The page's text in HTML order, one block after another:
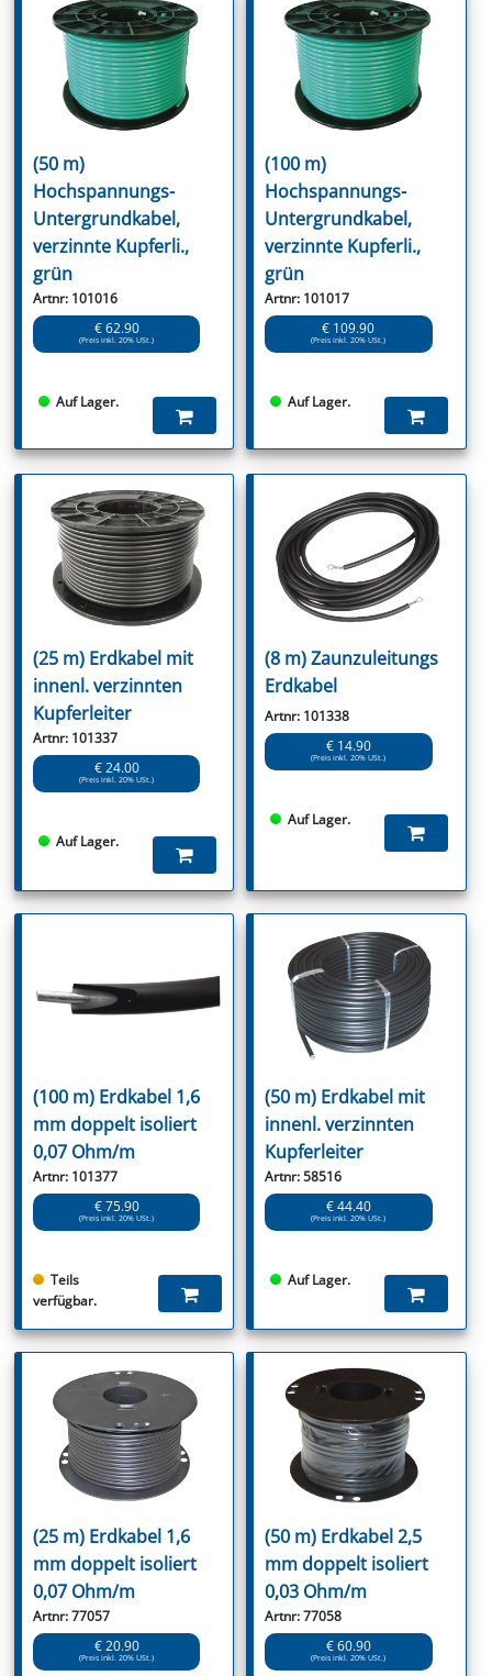
(50 m)
Hochspannungs-
Untergrundkabel,
verzinnte Kupferli.,
grün
Artnr: 101016
€ 62.90
(Preis inkl. 20% USt.)
Auf Lager.
(100 m)
Hochspannungs-
Untergrundkabel,
verzinnte Kupferli.,
grün
Artnr: 101017
€ 109.90
(Preis inkl. 20% USt.)
Auf Lager.
(25 m) Erdkabel mit
innenl. verzinnten
Kupferleiter
Artnr: 101337
€ 24.00
(Preis inkl. 20% USt.)
Auf Lager.
(8 m) Zaunzuleitungs
Erdkabel
Artnr: 101338
€ 14.90
(Preis inkl. 20% USt.)
Auf Lager.
(100 m) Erdkabel 1,6
mm doppelt isoliert
0,07 Ohm/m
Artnr: 101377
€ 75.90
(Preis inkl. 20% USt.)
Teils
verfügbar.
(50 m) Erdkabel mit
innenl. verzinnten
Kupferleiter
Artnr: 58516
€ 44.40
(Preis inkl. 20% USt.)
Auf Lager.
(25 m) Erdkabel 1,6
mm doppelt isoliert
0,07 Ohm/m
Artnr: 77057
€ 20.90
(Preis inkl. 20% USt.)
(50 m) Erdkabel 2,5
mm doppelt isoliert
0,03 Ohm/m
Artnr: 77058
€ 60.90
(Preis inkl. 20% USt.)